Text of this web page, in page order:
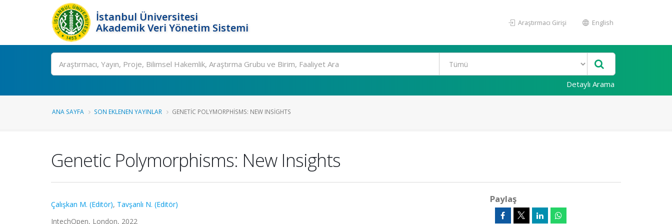
İstanbul Üniversitesi
Akademik Veri Yönetim Sistemi
Araştırmacı Girişi English
Ara
Detaylı Arama
ANA SAYFA SON EKLENEN YAYINLAR GENETIC POLYMORPHISMS: NEW INSIGHTS
Genetic Polymorphisms: New Insights
Çalışkan M. (Editör), Tavşanlı N. (Editör)
IntechOpen, London, 2022
Paylaş